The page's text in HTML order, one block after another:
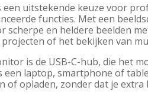
uitstekende keuze voor
functies. Met een
scherpe en heldere beelden
of het bekijken van
is de USB-C-hub, die het
laptop, smartphone of
of opladen, zonder dat je extra